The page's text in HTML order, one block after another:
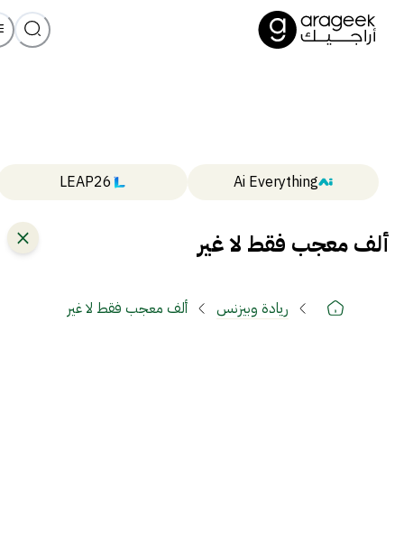
Ai Everything
LEAP26
ألف معجب فقط لا غير
ريادة وبيزنس ألف معجب فقط لا غير